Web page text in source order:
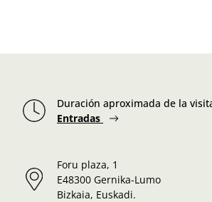
Duración aproximada de la
Entradas
Foru plaza, 1
E48300 Gernika-Lumo
Bizkaia, Euskadi.